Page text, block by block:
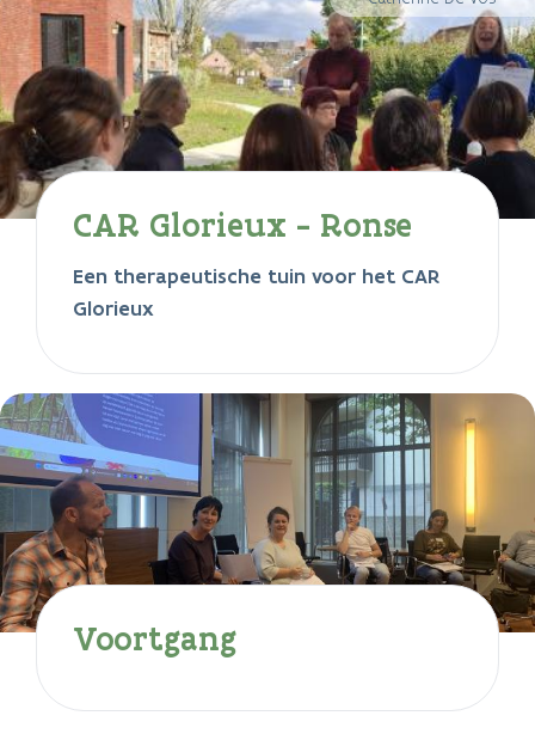
CAR Glorieux - Ronse
Een therapeutische tuin voor het CAR
Glorieux
Voortgang